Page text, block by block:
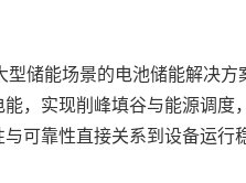
储能场景的电池储能解决
，实现削峰填谷与能源调
可靠性直接关系到设备运行